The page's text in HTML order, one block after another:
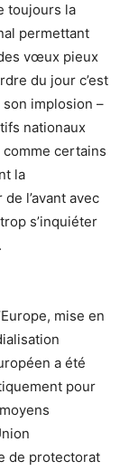
toujours la
permettant
vœux pieux
du jour c’est
implosion –
nationaux
certains
la
l’avant avec
s’inquiéter
mise en
a été
pour
de protectorat